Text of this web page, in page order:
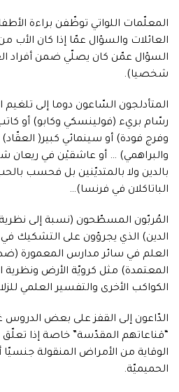
المعلّمات اللواتي توظّفن براءة
العائلات والسؤال عمّا إذا كان الأب
السؤال عمّن كان يصلّي ضمن أفراد
شخصيا).
المتأدلجون السّاعون دوما إلى
رسّام بريء (فولينسكي وكابو) أو
وفرج فودة) أو سينمائي كبير(
والبراهمي) … أو عاشقيْن في ريعان
بالدين ولا بالمتديّنين بل فحسب
الباتاكلان في فرنسا)…
المُربّون المسطّحون (نسبة إلى
الدين) الذي يجرؤون على التشكيك
العلم في سائر مدارس المعمورة (ضد
المعتمدة) مثل كرويّة الأرض
الكواكب الأخرى والتفسير العلمي
الدّاعون إلى القفز على بعض الدروس
“قناعاتهم المقدّسة” خاصة إذا تعلّق
الوقاية من الأمراض المنقولة جنسيّا
الحميميّة.